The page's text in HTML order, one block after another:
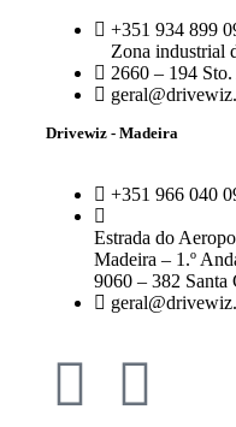
+351 934 899
Zona industrial
2660 – 194
Drivewiz - Madeira
+351 966 040
Estrada do
Madeira – 1.º
9060 – 382 Santa